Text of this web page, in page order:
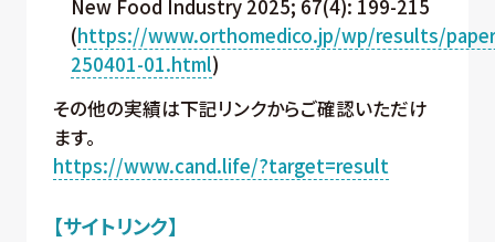
New Food Industry 2025; 67(4): 199-215
(https://www.orthomedico.jp/wp/results/
250401-01.html)
その他の実績は下記リンクからご確認いただけ
ます。
https://www.cand.life/?target=result
【サイトリンク】